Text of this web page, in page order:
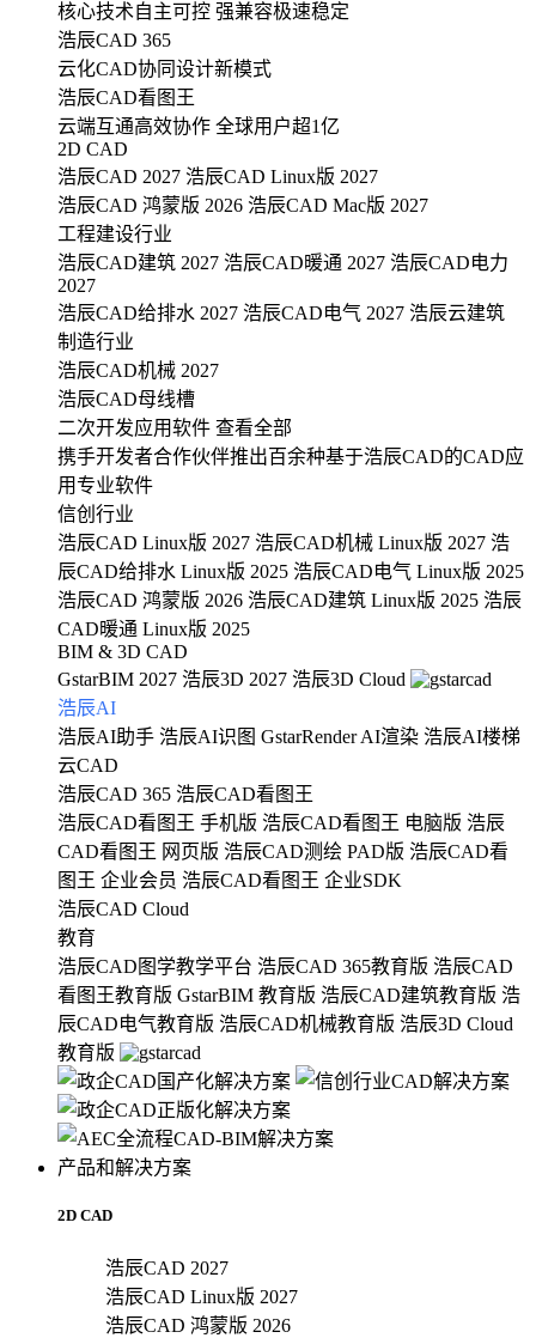
核心技术自主可控 强兼容极速稳定
浩辰CAD 365
云化CAD协同设计新模式
浩辰CAD看图王
云端互通高效协作 全球用户超1亿
2D CAD
浩辰CAD 2027 浩辰CAD Linux版 2027
浩辰CAD 鸿蒙版 2026 浩辰CAD Mac版 2027
工程建设行业
浩辰CAD建筑 2027 浩辰CAD暖通 2027 浩辰CAD电力
2027
浩辰CAD给排水 2027 浩辰CAD电气 2027 浩辰云建筑
制造行业
浩辰CAD机械 2027
浩辰CAD母线槽
二次开发应用软件 查看全部
携手开发者合作伙伴推出百余种基于浩辰CAD的CAD应
用专业软件
信创行业
浩辰CAD Linux版 2027 浩辰CAD机械 Linux版 2027 浩
辰CAD给排水 Linux版 2025 浩辰CAD电气 Linux版 2025
浩辰CAD 鸿蒙版 2026 浩辰CAD建筑 Linux版 2025 浩辰
CAD暖通 Linux版 2025
BIM & 3D CAD
GstarBIM 2027 浩辰3D 2027 浩辰3D Cloud
浩辰AI
浩辰AI助手 浩辰AI识图 GstarRender AI渲染 浩辰AI楼梯
云CAD
浩辰CAD 365 浩辰CAD看图王
浩辰CAD看图王 手机版 浩辰CAD看图王 电脑版 浩辰
CAD看图王 网页版 浩辰CAD测绘 PAD版 浩辰CAD看
图王 企业会员 浩辰CAD看图王 企业SDK
浩辰CAD Cloud
教育
浩辰CAD图学教学平台 浩辰CAD 365教育版 浩辰CAD
看图王教育版 GstarBIM 教育版 浩辰CAD建筑教育版 浩
辰CAD电气教育版 浩辰CAD机械教育版 浩辰3D Cloud
教育版
产品和解决方案
2D CAD
浩辰CAD 2027
浩辰CAD Linux版 2027
浩辰CAD 鸿蒙版 2026